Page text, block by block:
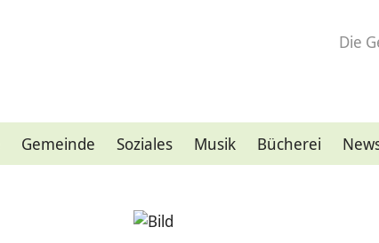
Die
Gemeinde Soziales Musik Bücherei